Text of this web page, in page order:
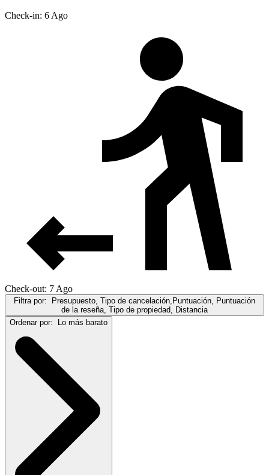
Check-in: 6 Ago
Check-out: 7 Ago
Filtra por: Presupuesto, Tipo de cancelación,Puntuación, Puntuación
de la reseña, Tipo de propiedad, Distancia
Ordenar por: Lo más barato